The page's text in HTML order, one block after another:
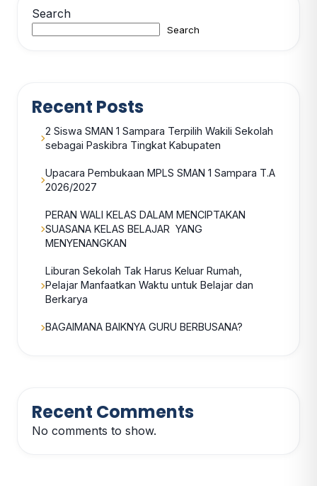
Search
Search
Recent Posts
2 Siswa SMAN 1 Sampara Terpilih Wakili Sekolah
sebagai Paskibra Tingkat Kabupaten
Upacara Pembukaan MPLS SMAN 1 Sampara T.A
2026/2027
PERAN WALI KELAS DALAM MENCIPTAKAN
SUASANA KELAS BELAJAR YANG
MENYENANGKAN
Liburan Sekolah Tak Harus Keluar Rumah,
Pelajar Manfaatkan Waktu untuk Belajar dan
Berkarya
BAGAIMANA BAIKNYA GURU BERBUSANA?
Recent Comments
No comments to show.